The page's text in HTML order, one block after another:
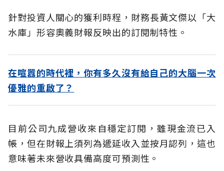
針對投資人關心的獲利時程，財務長黃文傑以「大
水庫」形容奧義財報反映出的訂閱制特性。
在喧囂的時代裡，你有多久沒有給自己的大腦一次
優雅的重啟了？
目前公司九成營收來自穩定訂閱，雖現金流已入
帳，但在財報上須列為遞延收入並按月認列，這也
意味著未來營收具備高度可預測性。